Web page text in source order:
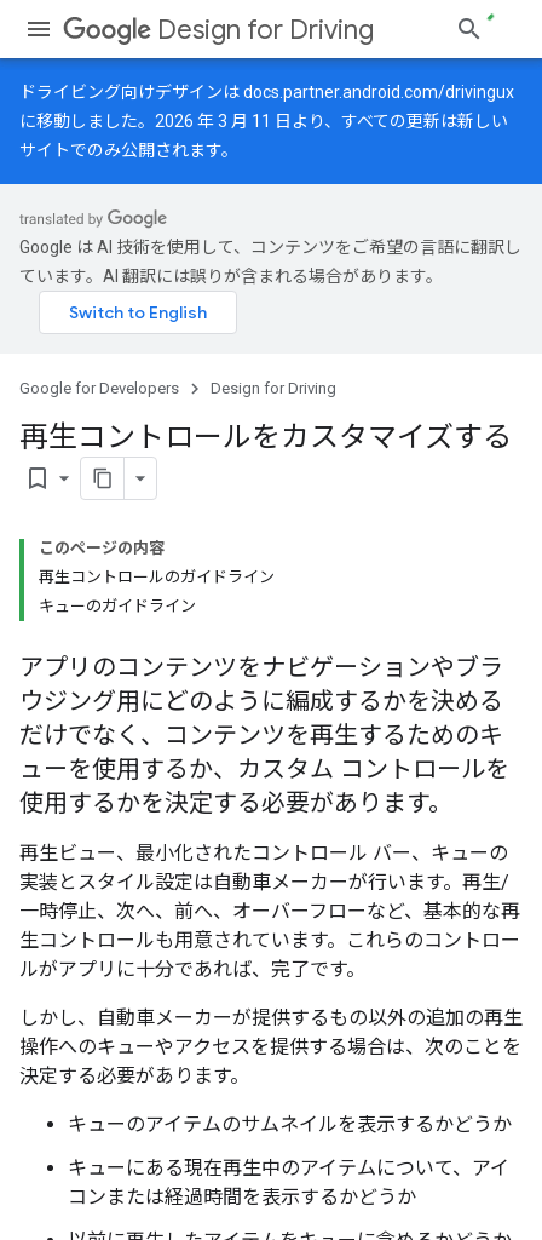
Design for Driving
ドライビング向けデザインはdocs.partner.android.com/drivingux
に移動しました。2026 年 3 月 11 日より、すべての更新は新しい
サイトでのみ公開されます。
Google は AI 技術を使用して、コンテンツをご希望の言語に翻訳し
ています。AI 翻訳には誤りが含まれる場合があります。
Google for Developers Design for Driving
再生コントロールをカスタマイズする
bookmark_border
このページの内容
再生コントロールのガイドライン
キューのガイドライン
アプリのコンテンツをナビゲーションやブラ
ウジング用にどのように編成するかを決める
だけでなく、コンテンツを再生するためのキ
ューを使用するか、カスタム コントロールを
使用するかを決定する必要があります。
再生ビュー、最小化されたコントロール バー、キューの
実装とスタイル設定は自動車メーカーが行います。再生/
一時停止、次へ、前へ、オーバーフローなど、基本的な再
生コントロールも用意されています。これらのコントロー
ルがアプリに十分であれば、完了です。
しかし、自動車メーカーが提供するもの以外の追加の再生
操作へのキューやアクセスを提供する場合は、次のことを
決定する必要があります。
キューのアイテムのサムネイルを表示するかどうか
キューにある現在再生中のアイテムについて、アイ
コンまたは経過時間を表示するかどうか